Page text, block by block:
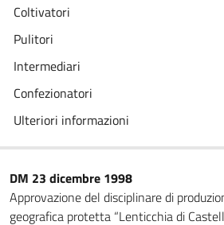
Coltivatori
Pulitori
Intermediari
Confezionatori
Ulteriori informazioni
DM 23 dicembre 1998
Approvazione del disciplinare di
geografica protetta “Lenticchia di